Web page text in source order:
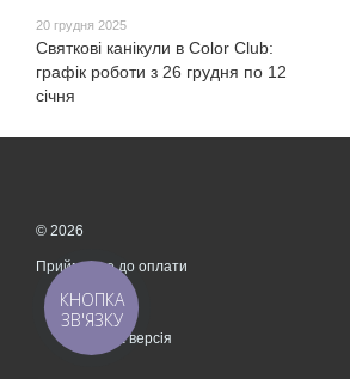
20 грудня 2025
Святкові канікули в Color Club:
графік роботи з 26 грудня по 12
січня
© 2026
Приймаємо до оплати
Мобільна версія
КНОПКА
ЗВ'ЯЗКУ